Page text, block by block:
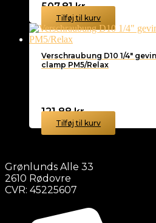
507,81kr.
Tilføj til kurv
Verschraubung D10 1/4″
clamp PM5/Relax
121,88kr.
Tilføj til kurv
Grønlunds Alle 33
2610 Rødovre
CVR: 45225607